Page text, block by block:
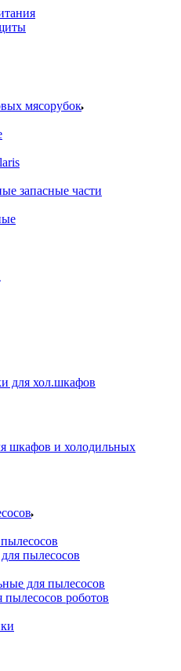
мясорубок
запасные части
для хол.шкафов
шкафов и холодильных
пылесосов
для пылесосов
пылесосов роботов